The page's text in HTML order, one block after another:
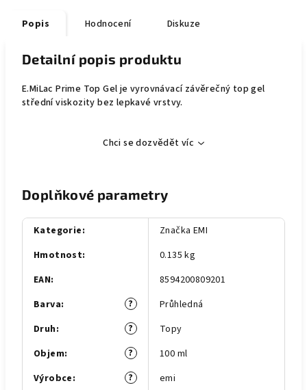
Popis Hodnocení Diskuze
Detailní popis produktu
E.MiLac Prime Top Gel je vyrovnávací závěrečný top gel
střední viskozity bez lepkavé vrstvy.
Chci se dozvědět víc
Doplňkové parametry
Kategorie:
Značka EMI
Hmotnost:
0.135 kg
EAN:
8594200809201
?
Barva:
Průhledná
?
Druh:
Topy
?
Objem:
100 ml
?
Výrobce:
emi